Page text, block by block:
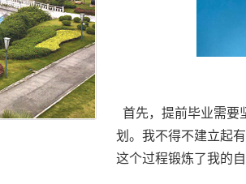
首先，提前毕业需要
划。我不得不建立起
这个过程锻炼了我的